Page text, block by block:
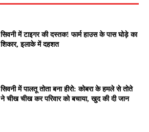
सिवनी में टाइगर की दस्तक! फार्म हाउस के पास घोड़े का
शिकार, इलाके में दहशत
सिवनी में पालतू तोता बना हीरो: कोबरा के हमले से तोते
ने चीख चीख कर परिवार को बचाया, खुद की दी जान